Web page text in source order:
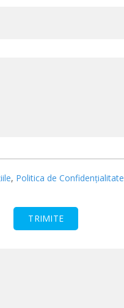
, Politica de Confidențialitate
TRIMITE